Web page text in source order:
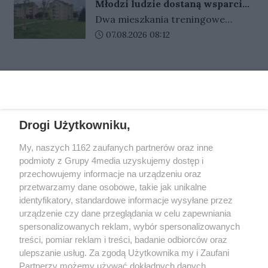
Ireneuszem Maciejem Zmorą.
była poważna, a niewłaściwy ruch
mógł mieć tragiczne
konsekwencje. Na miejscu
interwencję.
Młodzi ludzie dostaną wsparcie
na starcie w dorosłość. Nowe
rozwiązanie w Gorzowie
Dwa mieszkania treningowe
powstaną na osiedlu GTBS na
Społecznego i Centrum Usług
Społecznych podpisały
porozumienie, które ma ułatwić
im wejście w samodzielne, dorosłe
życie.
Data dodania artykułu:
07.08.2026 08:12
REKLAMA
Drogi Użytkowniku,
My, naszych 1162 zaufanych partnerów oraz inne
podmioty z Grupy 4media uzyskujemy dostęp i
przechowujemy informacje na urządzeniu oraz
przetwarzamy dane osobowe, takie jak unikalne
identyfikatory, standardowe informacje wysyłane przez
urządzenie czy dane przeglądania w celu zapewniania
spersonalizowanych reklam, wybór spersonalizowanych
treści, pomiar reklam i treści, badanie odbiorców oraz
ulepszanie usług. Za zgodą Użytkownika my i Zaufani
Partnerzy możemy używać dokładnych danych